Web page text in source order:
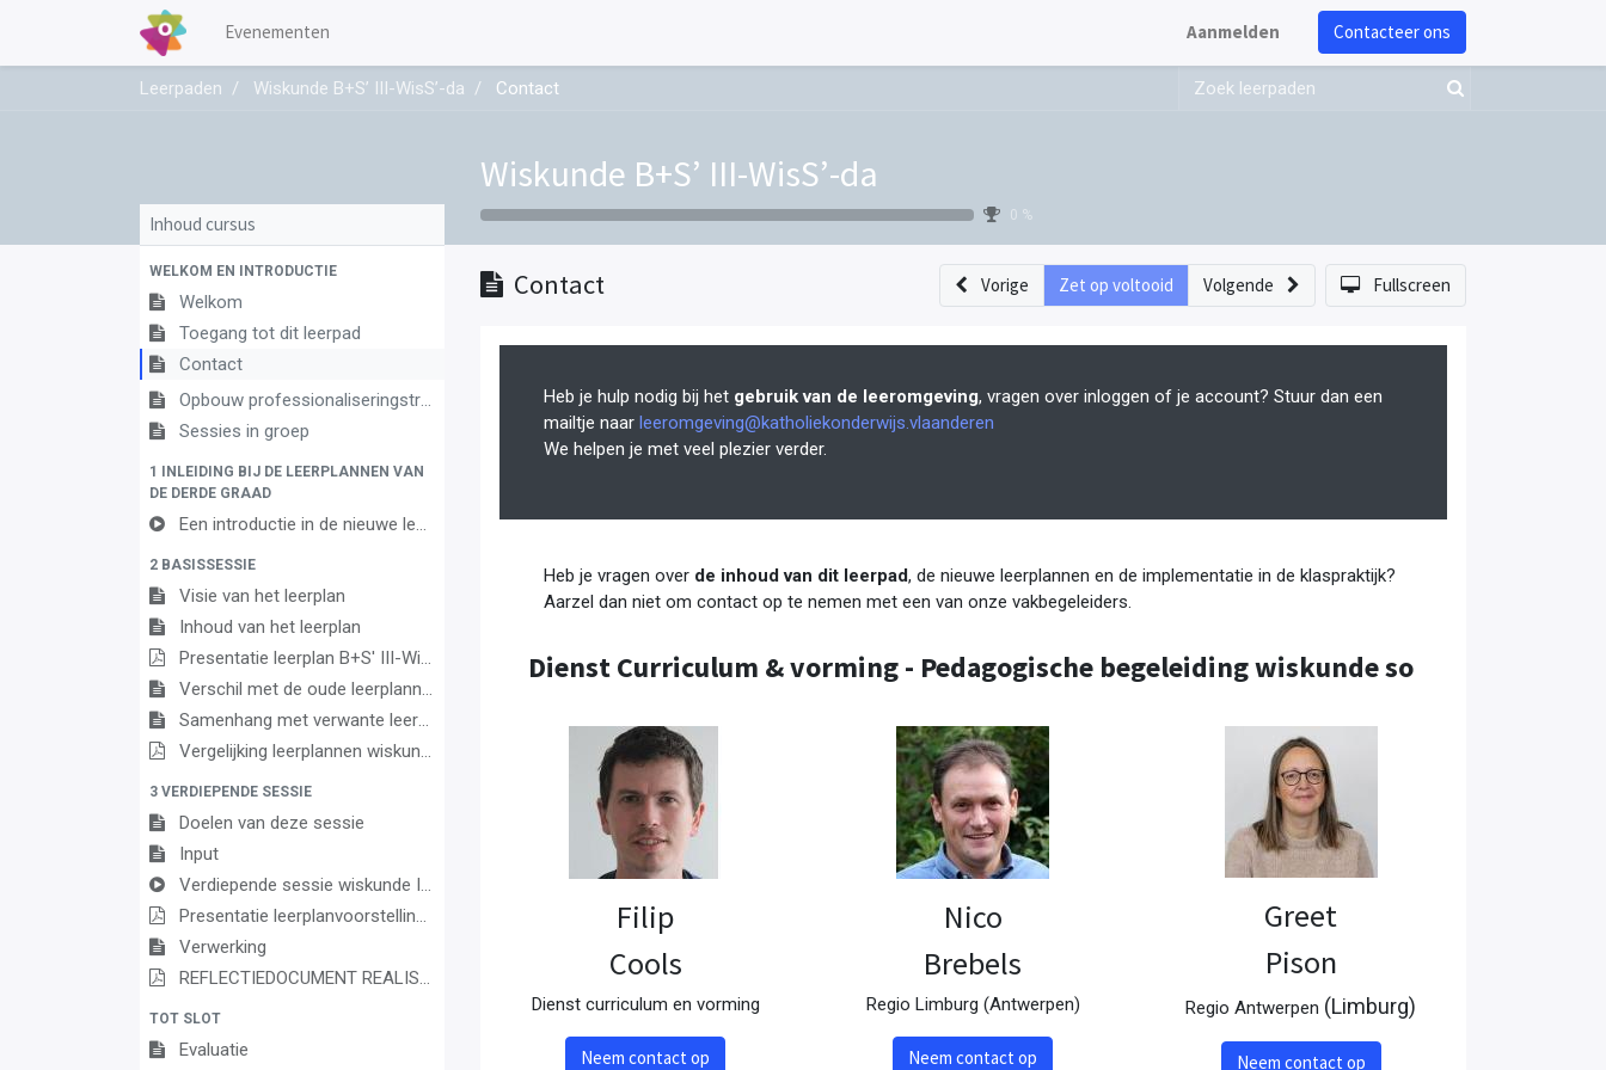
Evenementen Aanmelden Contacteer ons
Leerpaden Wiskunde B+S’ III-WisS’-da Contact
Wiskunde B+S’ III-WisS’-da
0 %
Inhoud cursus
WELKOM EN INTRODUCTIE
Welkom
Toegang tot dit leerpad
Contact
Opbouw professionaliseringstraject
Sessies in groep
1 INLEIDING BIJ DE LEERPLANNEN VAN
DE DERDE GRAAD
Een introductie in de nieuwe leerplannen van de derde graad
2 BASISSESSIE
Visie van het leerplan
Inhoud van het leerplan
Presentatie leerplan B+S' III-WisS'-da
Verschil met de oude leerplannen
Samenhang met verwante leerplannen
Vergelijking leerplannen wiskunde 3de graad D/A
3 VERDIEPENDE SESSIE
Doelen van deze sessie
Input
Verdiepende sessie wiskunde III DA
Presentatie leerplanvoorstelling (verdiepende sessie)
Verwerking
REFLECTIEDOCUMENT REALISEREN VAN DE LEERPLANDOELEN WISKUNDE
TOT SLOT
Evaluatie
Contact Vorige Zet op voltooid Volgende Fullscreen
Heb je hulp nodig bij het gebruik van de leeromgeving, vragen over inloggen of je account? Stuur dan een
mailtje naar leeromgeving@katholiekonderwijs.vlaanderen
We helpen je met veel plezier verder.
Heb je vragen over de inhoud van dit leerpad, de nieuwe leerplannen en de implementatie in de klaspraktijk?
Aarzel dan niet om contact op te nemen met een van onze vakbegeleiders.
Dienst Curriculum & vorming - Pedagogische begeleiding wiskunde so
Filip
Cools
Dienst curriculum en vorming
Neem contact op
Nico
Brebels
Regio Limburg (Antwerpen)
Neem contact op
Greet
Pison
Regio Antwerpen (Limburg)
Neem contact op